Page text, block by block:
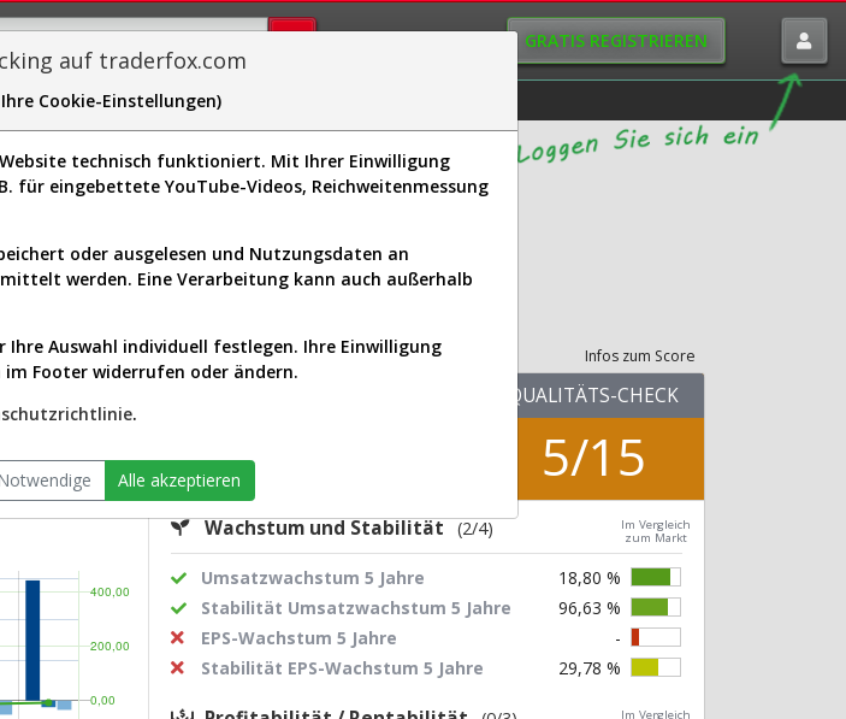
GRATIS REGISTRIEREN
Easy-Scan Visualizations
| SNAP)
Infos zum Score
Div.25
0,00 %
QUALITÄTS-CHECK
5/15
Wachstum und Stabilität (2/4)
Im Vergleich
zum Markt
Umsatzwachstum 5 Jahre
18,80 %
Stabilität Umsatzwachstum 5 Jahre
96,63 %
EPS-Wachstum 5 Jahre
-
Stabilität EPS-Wachstum 5 Jahre
29,78 %
Im Vergleich
auf traderfox.com
Cookie-Einstellungen)
technisch funktioniert. Mit Ihrer Einwilligung
für eingebettete YouTube-Videos, Reichweitenmessung
oder ausgelesen und Nutzungsdaten an
werden. Eine Verarbeitung kann auch außerhalb
Auswahl individuell festlegen. Ihre Einwilligung
im Footer widerrufen oder ändern.
.
Alle akzeptieren